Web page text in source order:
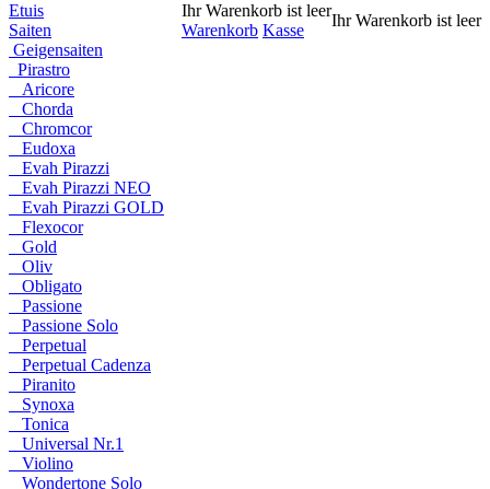
Ihr Warenkorb ist leer
Warenkorb Kasse
Ihr Warenkorb ist leer
Etuis
Saiten
Geigensaiten
Pirastro
Aricore
Chorda
Chromcor
Eudoxa
Evah Pirazzi
Evah Pirazzi NEO
Evah Pirazzi GOLD
Flexocor
Gold
Oliv
Obligato
Passione
Passione Solo
Perpetual
Perpetual Cadenza
Piranito
Synoxa
Tonica
Universal Nr.1
Violino
Wondertone Solo